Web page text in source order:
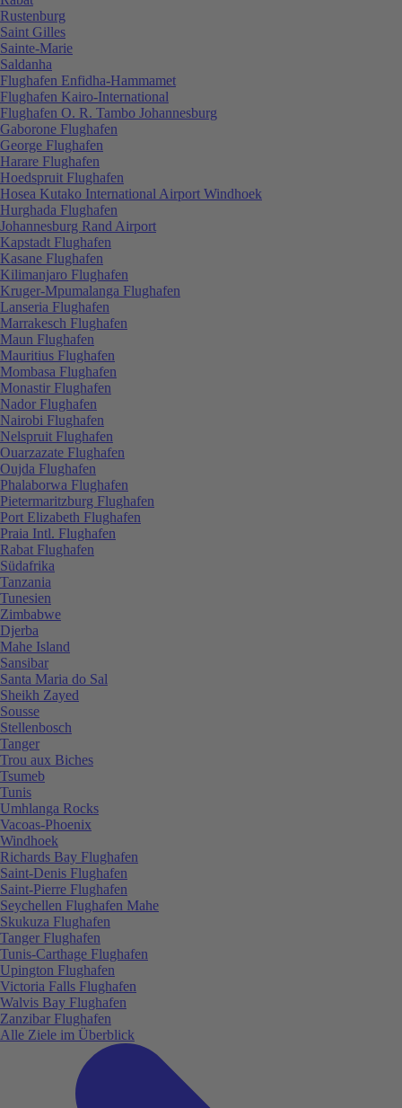
Rustenburg
Saint Gilles
Sainte-Marie
Saldanha
Flughafen Enfidha-Hammamet
Flughafen Kairo-International
Flughafen O. R. Tambo Johannesburg
Gaborone Flughafen
George Flughafen
Harare Flughafen
Hoedspruit Flughafen
Hosea Kutako International Airport Windhoek
Hurghada Flughafen
Johannesburg Rand Airport
Kapstadt Flughafen
Kasane Flughafen
Kilimanjaro Flughafen
Kruger-Mpumalanga Flughafen
Lanseria Flughafen
Marrakesch Flughafen
Maun Flughafen
Mauritius Flughafen
Mombasa Flughafen
Monastir Flughafen
Nador Flughafen
Nairobi Flughafen
Nelspruit Flughafen
Ouarzazate Flughafen
Oujda Flughafen
Phalaborwa Flughafen
Pietermaritzburg Flughafen
Port Elizabeth Flughafen
Praia Intl. Flughafen
Rabat Flughafen
Südafrika
Tanzania
Tunesien
Zimbabwe
Djerba
Mahe Island
Sansibar
Santa Maria do Sal
Sheikh Zayed
Sousse
Stellenbosch
Tanger
Trou aux Biches
Tsumeb
Tunis
Umhlanga Rocks
Vacoas-Phoenix
Windhoek
Richards Bay Flughafen
Saint-Denis Flughafen
Saint-Pierre Flughafen
Seychellen Flughafen Mahe
Skukuza Flughafen
Tanger Flughafen
Tunis-Carthage Flughafen
Upington Flughafen
Victoria Falls Flughafen
Walvis Bay Flughafen
Zanzibar Flughafen
Alle Ziele im Überblick